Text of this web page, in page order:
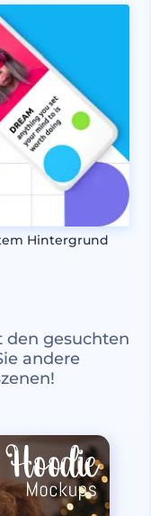
Hintergrund
den gesuchten
andere